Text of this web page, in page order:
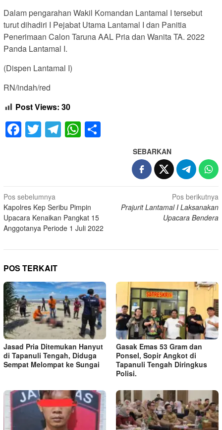
Dalam pengarahan Wakil Komandan Lantamal I tersebut
turut dihadiri I Pejabat Utama Lantamal I dan Panitia
Penerimaan Calon Taruna AAL Pria dan Wanita TA. 2022
Panda Lantamal I.
(Dispen Lantamal I)
RN/indah/red
Post Views: 30
Facebook
Twitter
Telegram
WhatsApp
SEBARKAN
Navigasi
pos
Pos sebelumnya
Kapolres Kep Seribu Pimpin
Upacara Kenaikan Pangkat 15
Anggotanya Periode 1 Juli 2022
Pos berikutnya
Prajurit Lantamal I Laksanakan
Upacara Bendera
POS TERKAIT
Jasad Pria Ditemukan Hanyut
di Tapanuli Tengah, Diduga
Sempat Melompat ke Sungai
Gasak Emas 53 Gram dan
Ponsel, Sopir Angkot di
Tapanuli Tengah Diringkus
Polisi.